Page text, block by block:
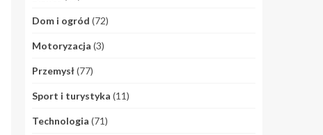
Dom i ogród (72)
Motoryzacja (3)
Przemysł(77)
Sport i turystyka (11)
Technologia (71)